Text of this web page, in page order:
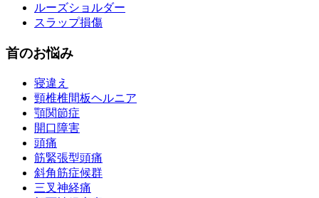
ルーズショルダー
スラップ損傷
首のお悩み
寝違え
頸椎椎間板ヘルニア
顎関節症
開口障害
頭痛
筋緊張型頭痛
斜角筋症候群
三叉神経痛